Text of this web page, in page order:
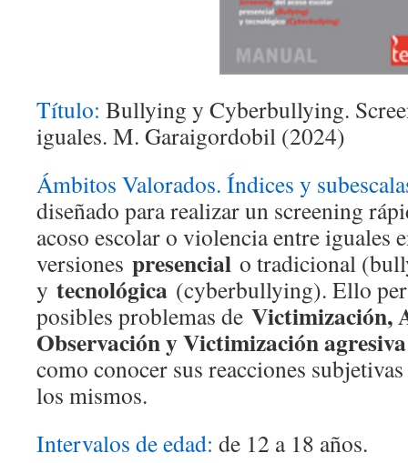
Título: Bullying y Cyberbullying.
iguales. M. Garaigordobil (2024)
Ámbitos Valorados. Índices y
diseñado para realizar un screening
acoso escolar o violencia entre iguales
versiones presencial o tradicional
y tecnológica (cyberbullying). Ello
posibles problemas de Victimización,
Observación y Victimización agresiva
como conocer sus reacciones
los mismos.
Intervalos de edad: de 12 a 18 años.